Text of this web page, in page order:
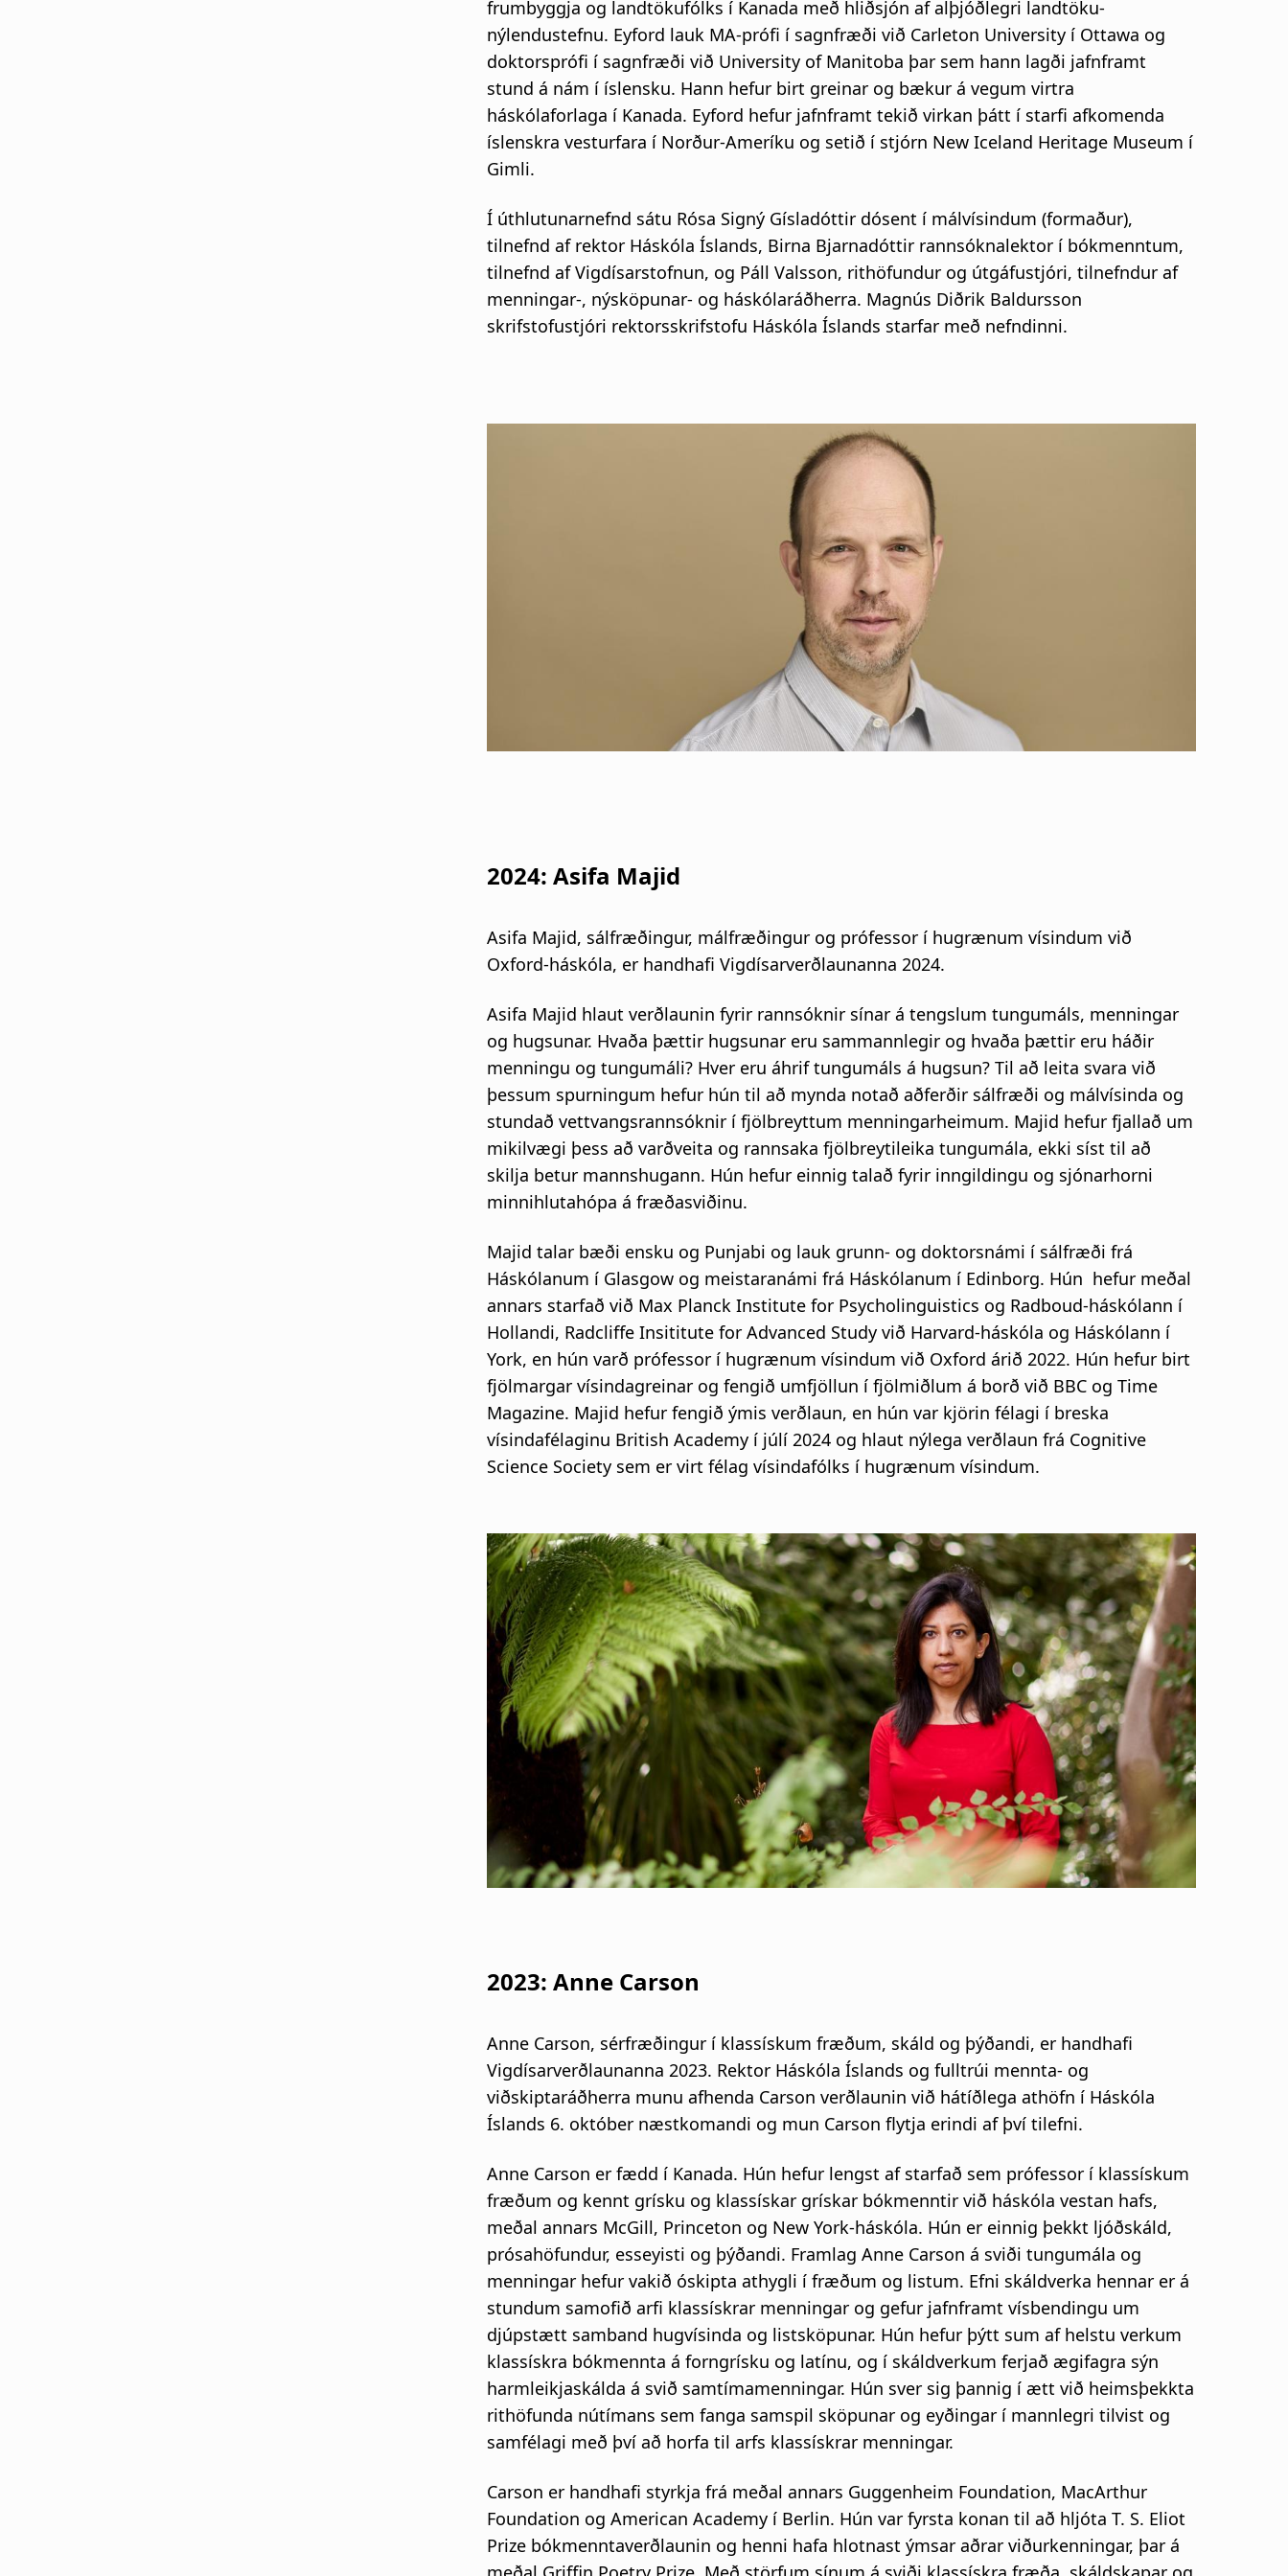
frumbyggja og landtökufólks í Kanada með hliðsjón af alþjóðlegri landtöku-
nýlendustefnu. Eyford lauk MA-prófi í sagnfræði við Carleton University í Ottawa og
doktorsprófi í sagnfræði við University of Manitoba þar sem hann lagði jafnframt
stund á nám í íslensku. Hann hefur birt greinar og bækur á vegum virtra
háskólaforlaga í Kanada. Eyford hefur jafnframt tekið virkan þátt í starfi afkomenda
íslenskra vesturfara í Norður-Ameríku og setið í stjórn New Iceland Heritage Museum í
Gimli.
Í úthlutunarnefnd sátu Rósa Signý Gísladóttir dósent í málvísindum (formaður),
tilnefnd af rektor Háskóla Íslands, Birna Bjarnadóttir rannsóknalektor í bókmenntum,
tilnefnd af Vigdísarstofnun, og Páll Valsson, rithöfundur og útgáfustjóri, tilnefndur af
menningar-, nýsköpunar- og háskólaráðherra. Magnús Diðrik Baldursson
skrifstofustjóri rektorsskrifstofu Háskóla Íslands starfar með nefndinni.
2024: Asifa Majid
Asifa Majid, sálfræðingur, málfræðingur og prófessor í hugrænum vísindum við
Oxford-háskóla, er handhafi Vigdísarverðlaunanna 2024.
Asifa Majid hlaut verðlaunin fyrir rannsóknir sínar á tengslum tungumáls, menningar
og hugsunar. Hvaða þættir hugsunar eru sammannlegir og hvaða þættir eru háðir
menningu og tungumáli? Hver eru áhrif tungumáls á hugsun? Til að leita svara við
þessum spurningum hefur hún til að mynda notað aðferðir sálfræði og málvísinda og
stundað vettvangsrannsóknir í fjölbreyttum menningarheimum. Majid hefur fjallað um
mikilvægi þess að varðveita og rannsaka fjölbreytileika tungumála, ekki síst til að
skilja betur mannshugann. Hún hefur einnig talað fyrir inngildingu og sjónarhorni
minnihlutahópa á fræðasviðinu.
Majid talar bæði ensku og Punjabi og lauk grunn- og doktorsnámi í sálfræði frá
Háskólanum í Glasgow og meistaranámi frá Háskólanum í Edinborg. Hún hefur meðal
annars starfað við Max Planck Institute for Psycholinguistics og Radboud-háskólann í
Hollandi, Radcliffe Insititute for Advanced Study við Harvard-háskóla og Háskólann í
York, en hún varð prófessor í hugrænum vísindum við Oxford árið 2022. Hún hefur birt
fjölmargar vísindagreinar og fengið umfjöllun í fjölmiðlum á borð við BBC og Time
Magazine. Majid hefur fengið ýmis verðlaun, en hún var kjörin félagi í breska
vísindafélaginu British Academy í júlí 2024 og hlaut nýlega verðlaun frá Cognitive
Science Society sem er virt félag vísindafólks í hugrænum vísindum.
2023: Anne Carson
Anne Carson, sérfræðingur í klassískum fræðum, skáld og þýðandi, er handhafi
Vigdísarverðlaunanna 2023. Rektor Háskóla Íslands og fulltrúi mennta- og
viðskiptaráðherra munu afhenda Carson verðlaunin við hátíðlega athöfn í Háskóla
Íslands 6. október næstkomandi og mun Carson flytja erindi af því tilefni.
Anne Carson er fædd í Kanada. Hún hefur lengst af starfað sem prófessor í klassískum
fræðum og kennt grísku og klassískar grískar bókmenntir við háskóla vestan hafs,
meðal annars McGill, Princeton og New York-háskóla. Hún er einnig þekkt ljóðskáld,
prósahöfundur, esseyisti og þýðandi. Framlag Anne Carson á sviði tungumála og
menningar hefur vakið óskipta athygli í fræðum og listum. Efni skáldverka hennar er á
stundum samofið arfi klassískrar menningar og gefur jafnframt vísbendingu um
djúpstætt samband hugvísinda og listsköpunar. Hún hefur þýtt sum af helstu verkum
klassískra bókmennta á forngrísku og latínu, og í skáldverkum ferjað ægifagra sýn
harmleikjaskálda á svið samtímamenningar. Hún sver sig þannig í ætt við heimsþekkta
rithöfunda nútímans sem fanga samspil sköpunar og eyðingar í mannlegri tilvist og
samfélagi með því að horfa til arfs klassískrar menningar.
Carson er handhafi styrkja frá meðal annars Guggenheim Foundation, MacArthur
Foundation og American Academy í Berlin. Hún var fyrsta konan til að hljóta T. S. Eliot
Prize bókmenntaverðlaunin og henni hafa hlotnast ýmsar aðrar viðurkenningar, þar á